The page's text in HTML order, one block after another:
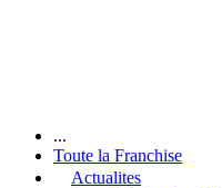
...
Toute la Franchise
Actualites